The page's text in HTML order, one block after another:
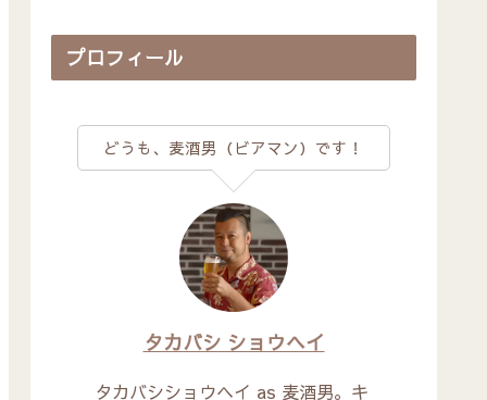
プロフィール
どうも、麦酒男（ビアマン）です！
タカバシ ショウヘイ
タカバシショウヘイ as 麦酒男。キ